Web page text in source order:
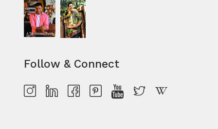
Follow & Connect